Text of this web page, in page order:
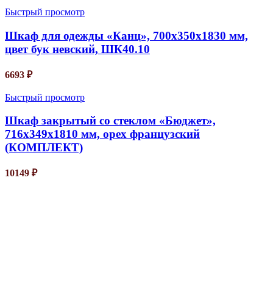
Быстрый просмотр
Шкаф для одежды «Канц», 700х350х1830 мм,
цвет бук невский, ШК40.10
6693 ₽
Быстрый просмотр
Шкаф закрытый со стеклом «Бюджет»,
716х349х1810 мм, орех французский
(КОМПЛЕКТ)
10149 ₽